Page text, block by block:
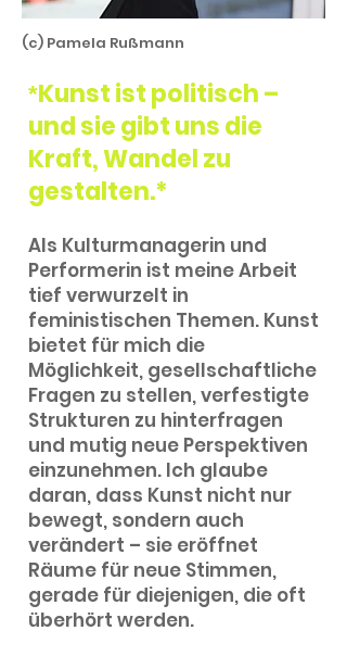
(c) Pamela Rußmann
*Kunst ist politisch –
und sie gibt uns die
Kraft, Wandel zu
gestalten.*
Als Kulturmanagerin und
Performerin ist meine Arbeit
tief verwurzelt in
feministischen Themen. Kunst
bietet für mich die
Möglichkeit, gesellschaftliche
Fragen zu stellen, verfestigte
Strukturen zu hinterfragen
und mutig neue Perspektiven
einzunehmen. Ich glaube
daran, dass Kunst nicht nur
bewegt, sondern auch
verändert – sie eröffnet
Räume für neue Stimmen,
gerade für diejenigen, die oft
überhört werden.